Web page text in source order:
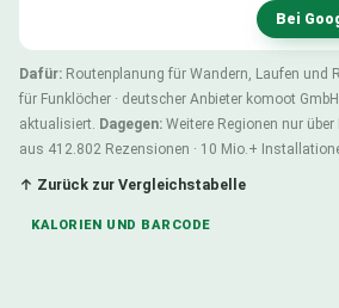
Bei
Dafür: Routenplanung für Wandern, Laufen und
für Funklöcher · deutscher Anbieter komoot
aktualisiert. Dagegen: Weitere Regionen nur über
aus 412.802 Rezensionen · 10 Mio.+
↑ Zurück zur Vergleichstabelle
KALORIEN UND BARCODE